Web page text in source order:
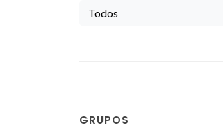
Todos
GRUPOS